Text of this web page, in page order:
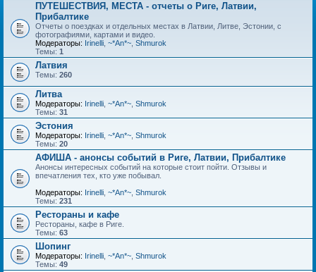
ПУТЕШЕСТВИЯ, МЕСТА - отчеты о Риге, Латвии,
Прибалтике
Отчеты о поездках и отдельных местах в Латвии, Литве, Эстонии, с
фотографиями, картами и видео.
Модераторы: Irinelli ~*An*~ Shmurok
Темы: 1
Латвия
Темы: 260
Литва
Модераторы: Irinelli ~*An*~ Shmurok
Темы: 31
Эстония
Модераторы: Irinelli ~*An*~ Shmurok
Темы: 20
АФИША - анонсы событий в Риге, Латвии, Прибалтике
Анонсы интересных событий на которые стоит пойти. Отзывы и
впечатления тех, кто уже побывал.
Модераторы: Irinelli ~*An*~ Shmurok
Темы: 231
Рестораны и кафе
Рестораны, кафе в Риге.
Темы: 63
Шопинг
Модераторы: Irinelli ~*An*~ Shmurok
Темы: 49